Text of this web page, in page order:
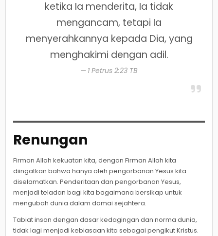
ketika Ia menderita, Ia tidak
mengancam, tetapi Ia
menyerahkannya kepada Dia, yang
menghakimi dengan adil.
1 Petrus 2:23 TB
Renungan
Firman Allah kekuatan kita, dengan Firman Allah kita
diingatkan bahwa hanya oleh pengorbanan Yesus kita
diselamatkan. Penderitaan dan pengorbanan Yesus,
menjadi teladan bagi kita bagaimana bersikap untuk
mengubah dunia dalam damai sejahtera.
Tabiat insan dengan dasar kedagingan dan norma dunia,
tidak lagi menjadi kebiasaan kita sebagai pengikut Kristus.